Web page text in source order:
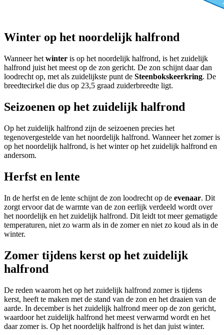
Winter op het noordelijk halfrond
Wanneer het winter is op het noordelijk halfrond, is het zuidelijk
halfrond juist het meest op de zon gericht. De zon schijnt daar dan
loodrecht op, met als zuidelijkste punt de Steenbokskeerkring. De
breedtecirkel die dus op 23,5 graad zuiderbreedte ligt.
Seizoenen op het zuidelijk halfrond
Op het zuidelijk halfrond zijn de seizoenen precies het
tegenovergestelde van het noordelijk halfrond. Wanneer het zomer is
op het noordelijk halfrond, is het winter op het zuidelijk halfrond en
andersom.
Herfst en lente
In de herfst en de lente schijnt de zon loodrecht op de evenaar. Dit
zorgt ervoor dat de warmte van de zon eerlijk verdeeld wordt over
het noordelijk en het zuidelijk halfrond. Dit leidt tot meer gematigde
temperaturen, niet zo warm als in de zomer en niet zo koud als in de
winter.
Zomer tijdens kerst op het zuidelijk
halfrond
De reden waarom het op het zuidelijk halfrond zomer is tijdens
kerst, heeft te maken met de stand van de zon en het draaien van de
aarde. In december is het zuidelijk halfrond meer op de zon gericht,
waardoor het zuidelijk halfrond het meest verwarmd wordt en het
daar zomer is. Op het noordelijk halfrond is het dan juist winter.